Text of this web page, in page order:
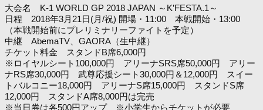
大会名 K-1 WORLD GP 2018 JAPAN ～K’FESTA.1～
日程 2018年3月21日(月/祝) 開場・11:00 本戦開始・13:00
（本戦開始前にプレリミナリーファイトを予定）
中継 AbemaTV、GAORA（生中継）
チケット料金 スタンドB席6,000円
※ロイヤルシート100,000円 アリーナSRS席50,000円 アリー
ナRS席30,000円 武尊応援シート30,000円＆12,000円 スイー
トバルコニー18,000円 アリーナS席15,000円 スタンドS席
12,000円 スタンドA席8,000円は完売
※当日券は各500円アップ ※小学生からチケットが必要